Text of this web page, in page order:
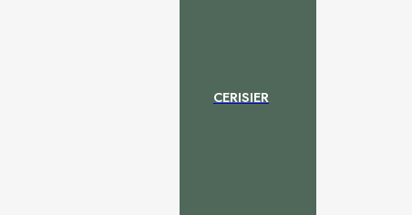
CERISIER